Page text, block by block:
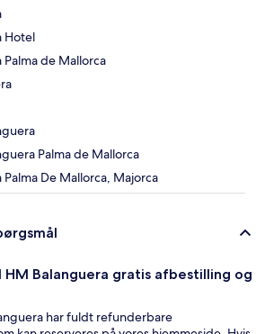
Hotel
de Mallorca
Palma de Mallorca
De Mallorca, Majorca
Balanguera gratis afbestilling og
har fuldt refunderbare